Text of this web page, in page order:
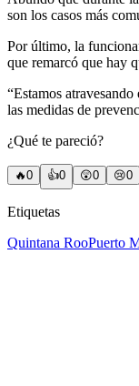
son los casos más
Por último, la
que remarcó que hay
“Estamos
las medidas de
¿Qué te pareció?
🔥0 👍0 😲0 😢0
Etiquetas
Quintana RooPuerto